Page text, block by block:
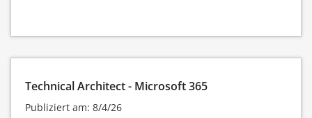
Technical Architect - Microsoft 365
Publiziert am: 8/4/26